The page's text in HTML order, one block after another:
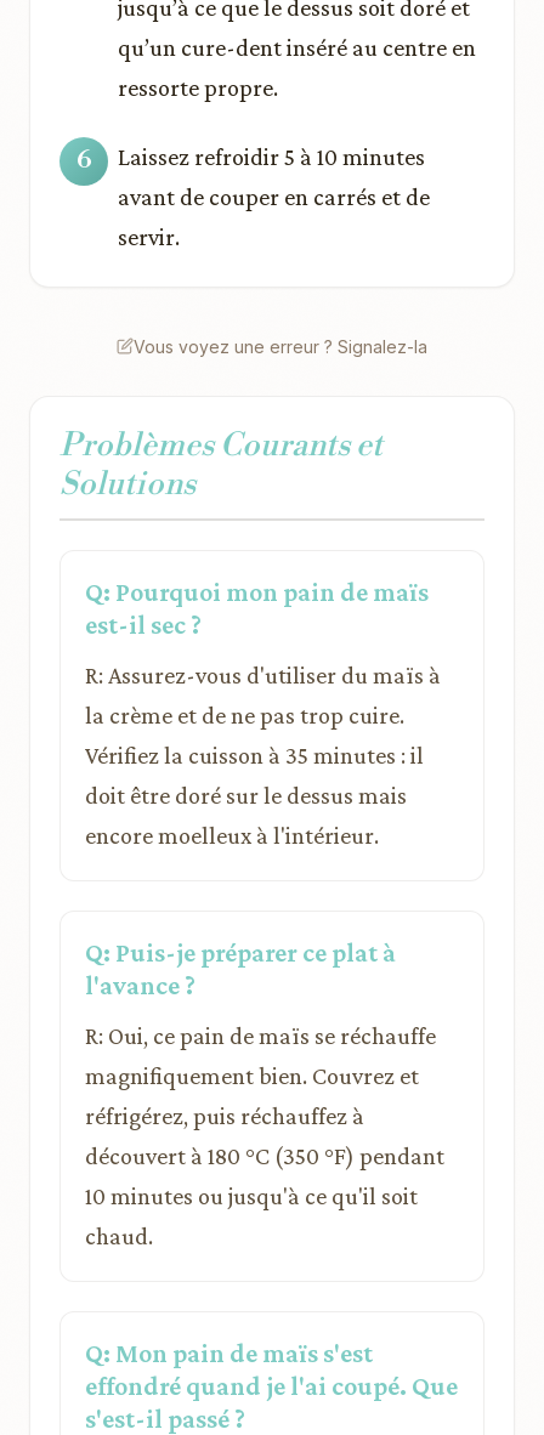
jusqu’à ce que le dessus soit doré et
qu’un cure-dent inséré au centre en
ressorte propre.
Laissez refroidir 5 à 10 minutes
avant de couper en carrés et de
servir.
Vous voyez une erreur ? Signalez-la
Problèmes Courants et
Solutions
Q: Pourquoi mon pain de maïs
est-il sec ?
R: Assurez-vous d'utiliser du maïs à
la crème et de ne pas trop cuire.
Vérifiez la cuisson à 35 minutes : il
doit être doré sur le dessus mais
encore moelleux à l'intérieur.
Q: Puis-je préparer ce plat à
l'avance ?
R: Oui, ce pain de maïs se réchauffe
magnifiquement bien. Couvrez et
réfrigérez, puis réchauffez à
découvert à 180 °C (350 °F) pendant
10 minutes ou jusqu'à ce qu'il soit
chaud.
Q: Mon pain de maïs s'est
effondré quand je l'ai coupé. Que
s'est-il passé ?